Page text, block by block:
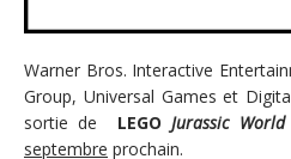
Warner Bros. Interactive
Group, Universal Games et
sortie de
LEGO Jurassic World
septembre prochain.